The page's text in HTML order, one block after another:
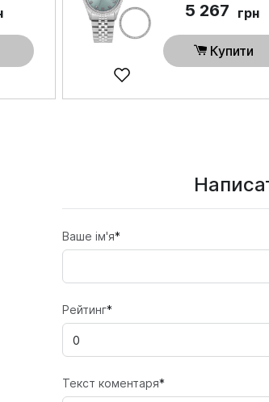
5 267 грн
Купити
Ваше ім'я*
Рейтинг*
Текст коментаря*